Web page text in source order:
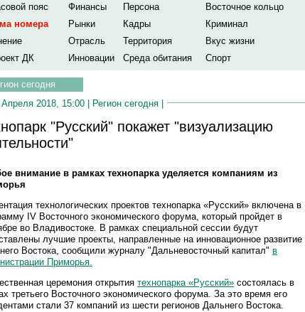
пояс
Финансы Персона
Восточное кольцо
номера
Рынки Кадры
Криминал
Отрасль Территория
Вкус жизни
ДК
Инновации Среда обитания Спорт
сегодня
2018, 15:00 | Регион сегодня |
"Русский" покажет "визуализацию
внимание в рамках технопарка уделяется компаниям из
технологических проектов технопарка «Русский» включена в
IV Восточного экономического форума, который пройдет в
во Владивостоке. В рамках специальной сессии будут
лучшие проекты, направленные на инновационное развитие
Востока, сообщили журналу "Дальневосточный капитал" в
Приморья.
церемония открытия технопарка «Русский» состоялась в
третьего Восточного экономического форума. За это время его
стали 37 компаний из шести регионов Дальнего Востока.